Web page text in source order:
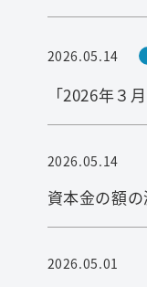
2026.05.14
「2026年３
2026.05.14
資本金の額
2026.05.01